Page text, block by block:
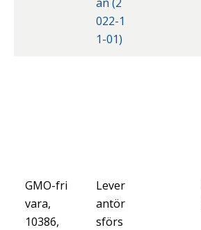
022-1
1-01)
GMO-fri
vara,
10386,
Lever
antör
sförs